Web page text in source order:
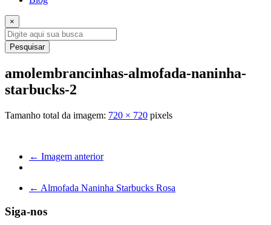
×
Pesquisar
amolembrancinhas-almofada-naninha-
starbucks-2
Tamanho total da imagem: 720 × 720 pixels
← Imagem anterior
← Almofada Naninha Starbucks Rosa
Siga-nos